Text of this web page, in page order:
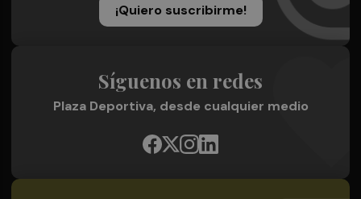
¡Quiero suscribirme!
Síguenos en redes
Plaza Deportiva, desde cualquier medio